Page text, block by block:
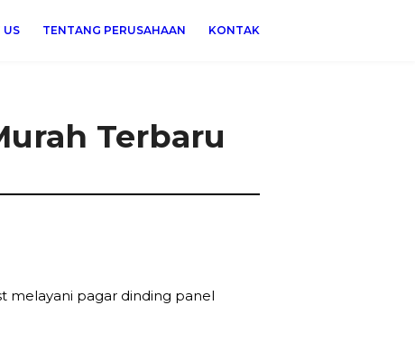
US TENTANG PERUSAHAAN KONTAK
Terbaru
melayani pagar dinding panel